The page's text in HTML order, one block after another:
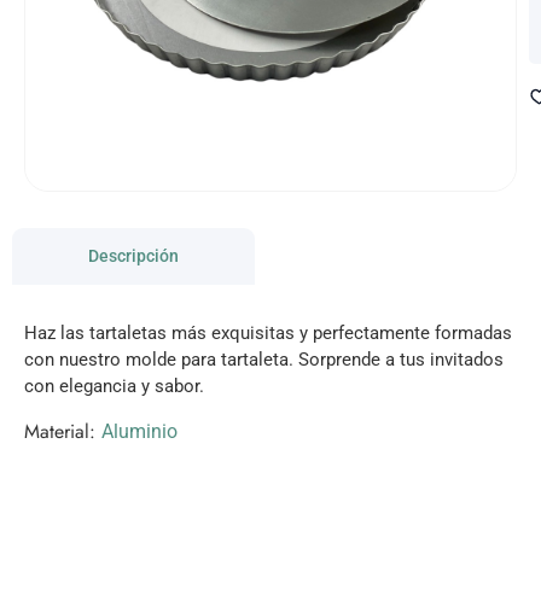
Descripción
Haz las tartaletas más exquisitas y perfectamente formadas
con nuestro molde para tartaleta. Sorprende a tus invitados
con elegancia y sabor.
Material: Aluminio